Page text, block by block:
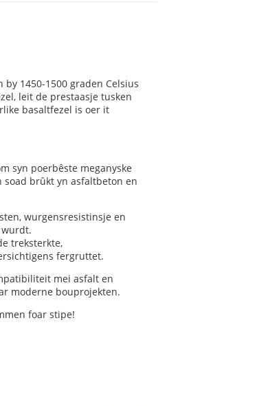
1450-1500 graden Celsius
leit de prestaasje tusken
basaltfezel is oer it
syn poerbêste meganyske
brûkt yn asfaltbeton en
wurgensresistinsje en
treksterkte,
fergruttet.
mei asfalt en
moderne bouprojekten.
foar stipe!